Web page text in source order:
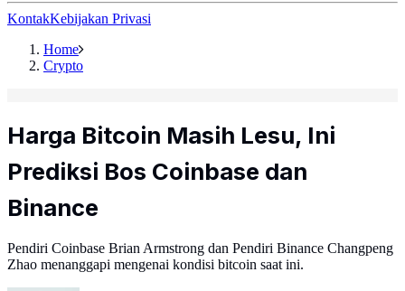
KontakKebijakan Privasi
Home
Crypto
Harga Bitcoin Masih Lesu, Ini
Prediksi Bos Coinbase dan
Binance
Pendiri Coinbase Brian Armstrong dan Pendiri Binance Changpeng
Zhao menanggapi mengenai kondisi bitcoin saat ini.